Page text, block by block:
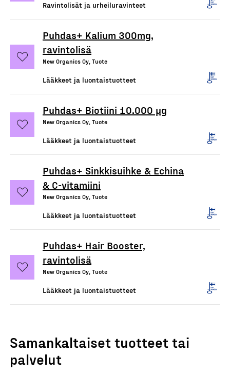
Ravintolisät ja urheiluravinteet
Puhdas+ Kalium 300mg,
ravintolisä
New Organics Oy, Tuote
Lääkkeet ja luontaistuotteet
Puhdas+ Biotiini 10.000 µg
New Organics Oy, Tuote
Lääkkeet ja luontaistuotteet
Puhdas+ Sinkkisuihke & Echina
& C-vitamiini
New Organics Oy, Tuote
Lääkkeet ja luontaistuotteet
Puhdas+ Hair Booster,
ravintolisä
New Organics Oy, Tuote
Lääkkeet ja luontaistuotteet
Samankaltaiset tuotteet tai
palvelut